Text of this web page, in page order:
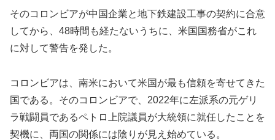
そのコロンビアが中国企業と地下鉄建設工事の契約に合意
してから、48時間も経たないうちに、米国国務省がこれ
に対して警告を発した。
コロンビアは、南米において米国が最も信頼を寄せてきた
国である。そのコロンビアで、2022年に左派系の元ゲリ
ラ戦闘員であるペトロ上院議員が大統領に就任したことを
契機に、両国の関係には陰りが見え始めている。